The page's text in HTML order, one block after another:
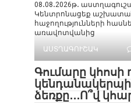
08․08․2026թ․
Կենտրոնացեք
հաջողությունների
առավոտվանից
ԱՍՏՂԱԳՈՒՇԱԿ
Գումարը կհոսի
կենդանակերպի
ձեռքը․․․Ո՞վ